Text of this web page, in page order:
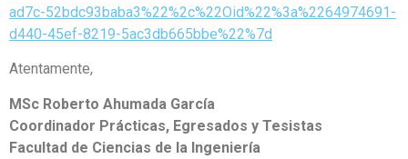
ad7c-52bdc93baba3%22%2c%22Oid%22%3a%2264974691-
d440-45ef-8219-5ac3db665bbe%22%7d
Atentamente,
MSc Roberto Ahumada García
Coordinador Prácticas, Egresados y Tesistas
Facultad de Ciencias de la Ingeniería